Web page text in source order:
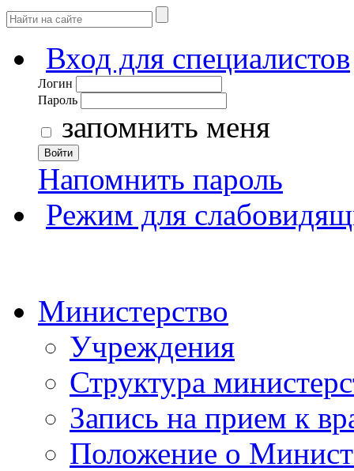
Вход для специалистов
Логин
Пароль
запомнить меня
Войти
Напомнить пароль
Режим для
Министерство
Учреждения
Структура
Запись на прием к
Положение о